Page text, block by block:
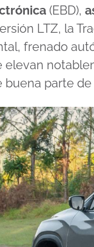
(EBD),
LTZ, la
frenado
elevan
buena parte